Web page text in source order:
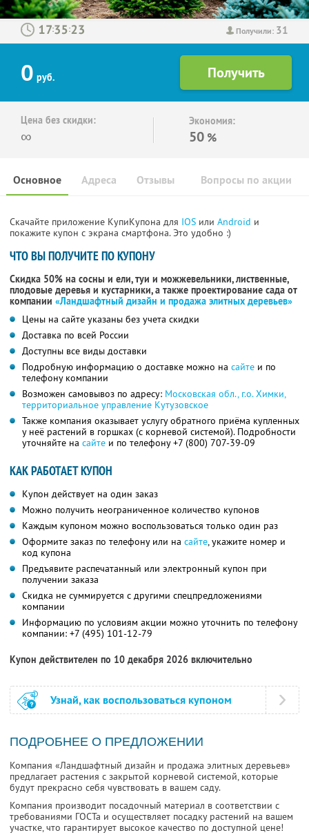
Получили: 31
: :
0 руб.
Цена без скидки:
∞
Экономия:
50 %
Основное Отзывы Вопросы по акции
Адреса
Скачайте приложение КупиКупона для IOS или Android и
покажите купон с экрана смартфона. Это удобно :)
ЧТО ВЫ ПОЛУЧИТЕ ПО КУПОНУ
Скидка 50% на сосны и ели, туи и можжевельники, лиственные,
плодовые деревья и кустарники, а также проектирование сада от
компании «Ландшафтный дизайн и продажа элитных деревьев»
Цены на сайте указаны без учета скидки
Доставка по всей России
Доступны все виды доставки
Подробную информацию о доставке можно на сайте и по
телефону компании
Возможен самовывоз по адресу: Московская обл., г.о. Химки,
территориальное управление Кутузовское
Также компания оказывает услугу обратного приёма купленных
у неё растений в горшках (с корневой системой). Подробности
уточняйте на сайте и по телефону+7 (800) 707-39-09
КАК РАБОТАЕТ КУПОН
Купон действует на один заказ
Можно получить неограниченное количество купонов
Каждым купоном можно воспользоваться только один раз
Оформите заказ по телефону или на сайте, укажите номер и
код купона
Предъявите распечатанный или электронный купон при
получении заказа
Скидка не суммируется с другими спецпредложениями
компании
Информацию по условиям акции можно уточнить по телефону
компании: +7 (495) 101-12-79
Купон действителен по 10 декабря 2026 включительно
Узнай, как воспользоваться купоном
ПОДРОБНЕЕ О ПРЕДЛОЖЕНИИ
Компания «Ландшафтный дизайн и продажа элитных деревьев»
предлагает растения с закрытой корневой системой, которые
будут прекрасно себя чувствовать в вашем саду.
Компания производит посадочный материал в соответствии с
требованиями ГОСТа и осуществляет посадку растений на вашем
участке, что гарантирует высокое качество по доступной цене!